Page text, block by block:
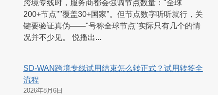
跨境专线时，服务商都会强调节点数量："全球
200+节点""覆盖30+国家"。但节点数字听听就行，关
键要验证真伪——"号称全球节点"实际只有几个的情
况并不少见。 悦播出...
SD-WAN跨境专线试用结束怎么转正式？试用转签全
流程
2026年8月6日